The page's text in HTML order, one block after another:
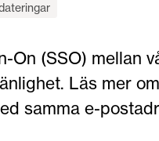
On (SSO) mellan
Läs mer
samma e-